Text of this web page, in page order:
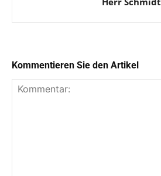
Kommentieren Sie den Artikel